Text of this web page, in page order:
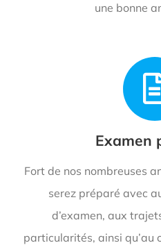
une bonne
Examen
Fort de nos nombreuses
serez préparé avec
d’examen, aux
particularités, ainsi